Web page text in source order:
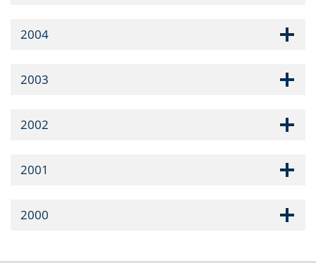
2004
2003
2002
2001
2000